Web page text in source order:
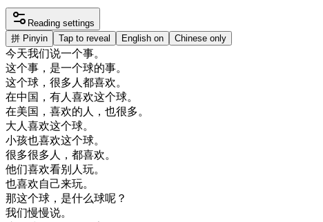
Reading settings
拼 Pinyin Tap to reveal English on Chinese only
今天我们说一个事。
这个事 ， 是一个球的事。
这个球 ， 很多 人 都喜欢。
在中国 ， 有人 喜欢这个球。
在美国 ， 喜欢的 人 ， 也很多。
大人 喜欢这个球。
小孩也喜欢这个球。
很多很多 人 ， 都喜欢。
他们喜欢看别人 玩。
也喜欢自己来玩。
那这个球 ， 是什么球呢 ？
我们慢慢说。